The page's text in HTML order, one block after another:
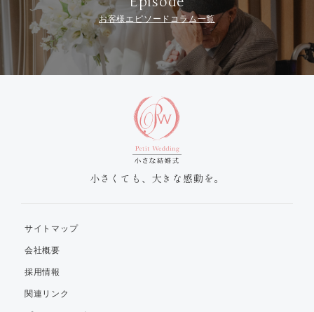
お客様エピソードコラム一覧
小さくても、大きな感動を。
サイトマップ
会社概要
採用情報
関連リンク